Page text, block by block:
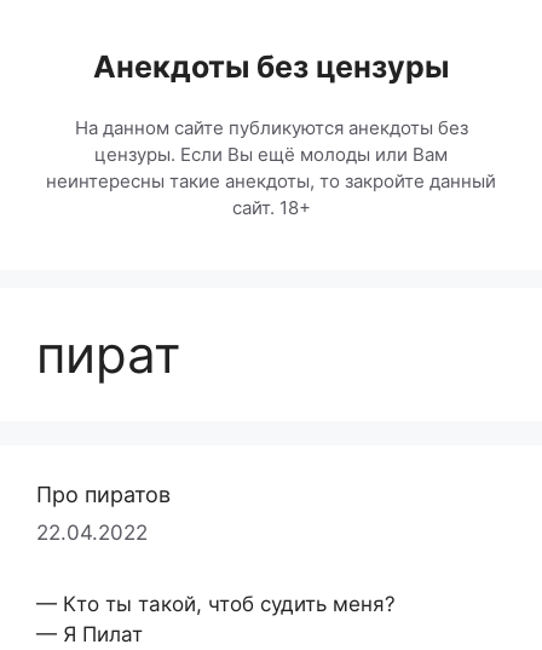
содержимомуАнекдоты без цензуры
На данном сайте публикуются анекдоты без
цензуры. Если Вы ещё молоды или Вам
неинтересны такие анекдоты, то закройте данный
сайт. 18+
пират
Про пиратов
22.04.2022
— Кто ты такой, чтоб судить меня?
— Я Пилат